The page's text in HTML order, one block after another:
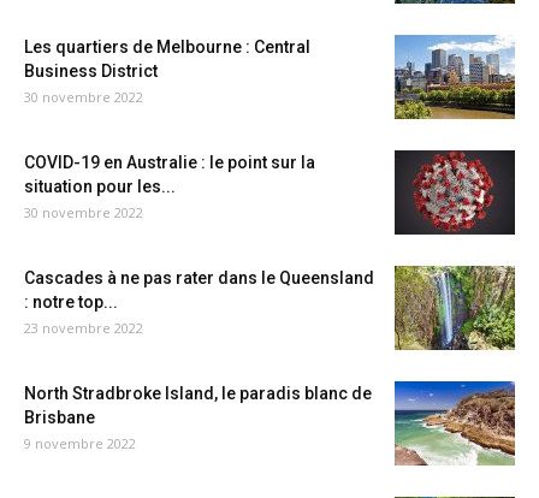
Les quartiers de Melbourne : Central
Business District
30 novembre 2022
COVID-19 en Australie : le point sur la
situation pour les...
30 novembre 2022
Cascades à ne pas rater dans le Queensland
: notre top...
23 novembre 2022
North Stradbroke Island, le paradis blanc de
Brisbane
9 novembre 2022